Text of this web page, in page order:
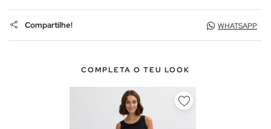
Compartilhe! WHATSAPP
COMPLETA O TEU LOOK